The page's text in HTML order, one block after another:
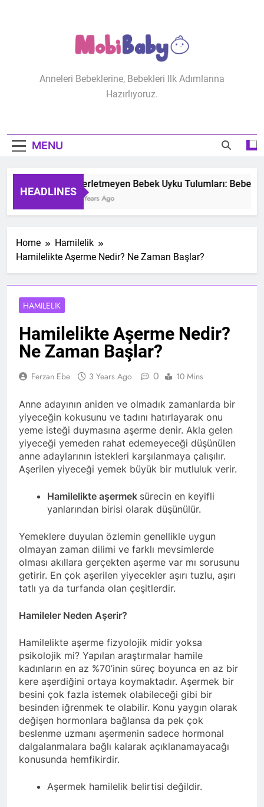
MobiBaby
Anneleri Bebeklerine, Bebekleri Ilk Adımlarına
Hazırlıyoruz.
MENU
HEADLINES
Terletmeyen Bebek Uyku Tulumları:
2 Years Ago
Home
Hamilelik
Hamilelikte Aşerme Nedir? Ne Zaman Başlar?
HAMILELIK
Hamilelikte Aşerme Nedir?
Ne Zaman Başlar?
Ferzan Ebe 3 Years Ago 0 10 Mins
Anne adayının aniden ve olmadık zamanlarda bir
yiyeceğin kokusunu ve tadını hatırlayarak onu
yeme isteği duymasına aşerme denir. Akla gelen
yiyeceği yemeden rahat edemeyeceği düşünülen
anne adaylarının istekleri karşılanmaya çalışılır.
Aşerilen yiyeceği yemek büyük bir mutluluk verir.
Hamilelikte aşermek sürecin en keyifli
yanlarından birisi olarak düşünülür.
Yemeklere duyulan özlemin genellikle uygun
olmayan zaman dilimi ve farklı mevsimlerde
olması akıllara gerçekten aşerme var mı sorusunu
getirir. En çok aşerilen yiyecekler aşırı tuzlu, aşırı
tatlı ya da turfanda olan çeşitlerdir.
Hamileler Neden Aşerir?
Hamilelikte aşerme fizyolojik midir yoksa
psikolojik mi? Yapılan araştırmalar hamile
kadınların en az %70’inin süreç boyunca en az bir
kere aşerdiğini ortaya koymaktadır. Aşermek bir
besini çok fazla istemek olabileceği gibi bir
besinden iğrenmek te olabilir. Konu yaygın olarak
değişen hormonlara bağlansa da pek çok
beslenme uzmanı aşermenin sadece hormonal
dalgalanmalara bağlı kalarak açıklanamayacağı
konusunda hemfikirdir.
Aşermek hamilelik belirtisi değildir.